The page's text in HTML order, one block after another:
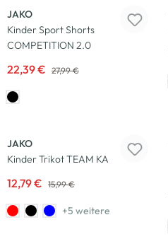
JAKO
Kinder Sport Shorts
COMPETITION 2.0
22,39 € 27,99 €
JAKO
Kinder Trikot TEAM KA
12,79 € 15,99 €
+5 weitere